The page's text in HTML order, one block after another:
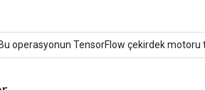
Bu operasyonun TensorFlow çekirdek motoru